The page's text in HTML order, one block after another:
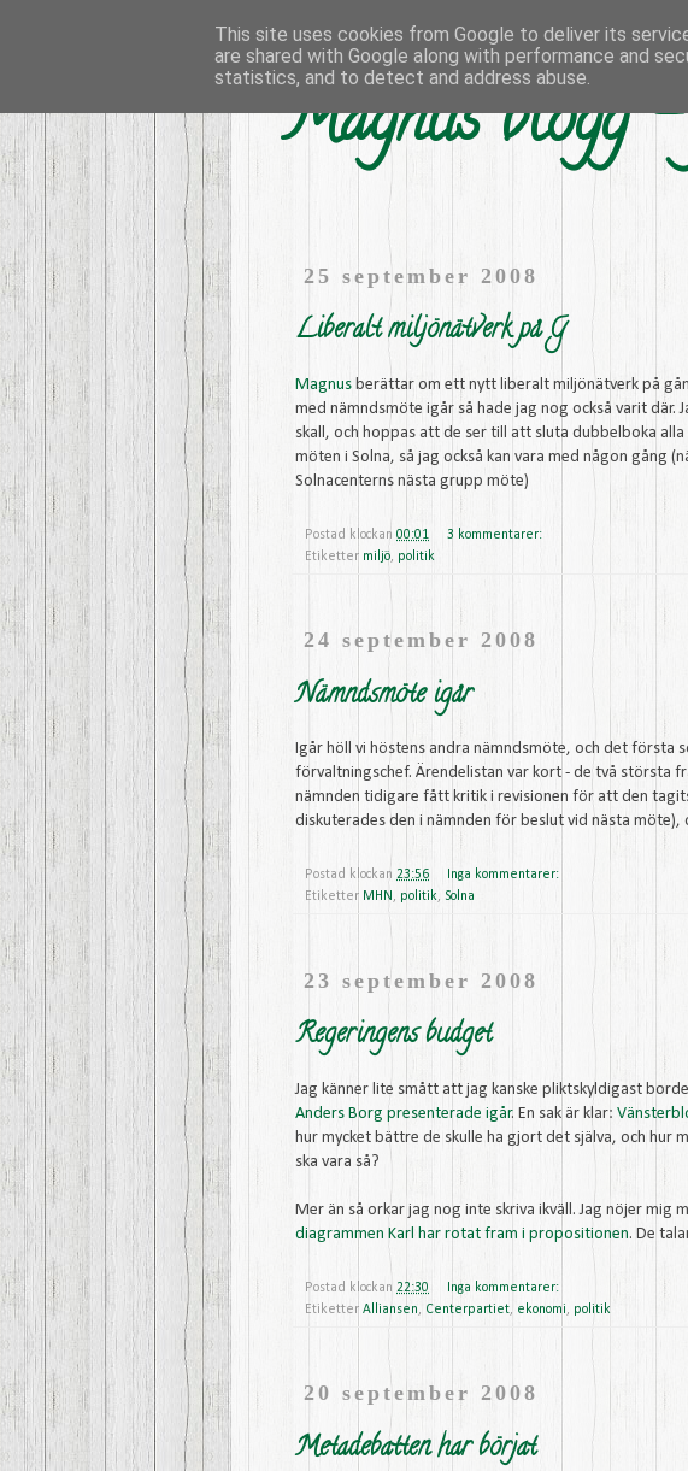
Magnus blogg
25 september 2008
Liberalt miljönätverk på G
Magnus berättar om ett nytt liberalt miljönätverk på
med nämndsmöte igår så hade jag nog också varit där.
skall, och hoppas att de ser till att sluta dubbelboka
möten i Solna, så jag också kan vara med någon gång
Solnacenterns nästa grupp möte)
Postad klockan 00:01
3 kommentarer:
Etiketter miljö, politik
24 september 2008
Nämndsmöte igår
Igår höll vi höstens andra nämndsmöte, och det första
förvaltningschef. Ärendelistan var kort - de två största
nämnden tidigare fått kritik i revisionen för att den
diskuterades den i nämnden för beslut vid nästa möte),
Postad klockan 23:56
Inga kommentarer:
Etiketter MHN , politik, Solna
23 september 2008
Regeringens budget
Jag känner lite smått att jag kanske pliktskyldigast
Anders Borg presenterade igår. En sak är klar:
hur mycket bättre de skulle ha gjort det själva, och hur
ska vara så?
Mer än så orkar jag nog inte skriva ikväll. Jag nöjer mig
diagrammen Karl har rotat fram i propositionen. De
Postad klockan 22:30
Inga kommentarer:
Etiketter Alliansen, Centerpartiet, ekonomi, politik
20 september 2008
Metadebatten har börjat
This site uses cookies from Google to deliver its
are shared with Google along with performance and
statistics, and to detect and address abuse.